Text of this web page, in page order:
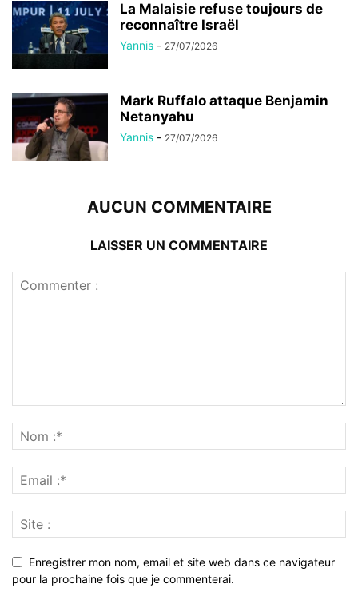
La Malaisie refuse toujours de
reconnaître Israël
Yannis - 27/07/2026
Mark Ruffalo attaque Benjamin
Netanyahu
Yannis - 27/07/2026
AUCUN COMMENTAIRE
LAISSER UN COMMENTAIRE
Enregistrer mon nom, email et site web dans ce navigateur
pour la prochaine fois que je commenterai.